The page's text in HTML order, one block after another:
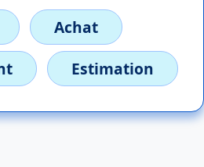
Achat
Estimation